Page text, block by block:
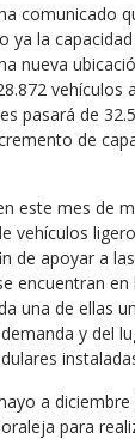
comunicado
ya la
nueva
vehículos
pasará de
de
este mes de
vehículos
de apoyar a
encuentran en
una de ellas
y del
a
para